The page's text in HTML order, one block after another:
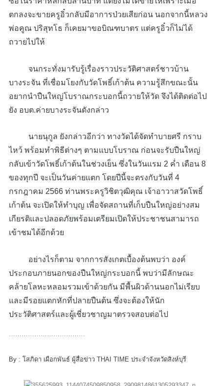
ตกลงจะขายครูอิ๋วกลับมีอาการป่วยเสียก่อน นอกจากนี้หลวง
พ่อคูณ ปริสุทโธ ก็เคยมาขอบิณฑบาตร แต่ครูอิ๋วก็ไม่ได้
ถวายไปให้
จนกระทั่งมารับรู้เรื่องราวประวัติศาสตร์ชาวบ้าน
บางระจัน ที่เชื่อมโยงกับวัดโพธิ์เก้าต้น ความรู้สึกขณะนั้น
อยากนำปืนใหญ่โบราณกระบอกนี้ถวายให้วัด จึงได้ติดต่อไป
ยัง อบต.ค่ายบางระจันดังกล่าว
นายนุกูล ยังกล่าวอีกว่า ทางวัดได้จัดทำบายศรี กราบ
ไหว้ พร้อมทำพิธีต่างๆ ตามแบบโบราณ ก่อนจะรับปืนใหญ่
กลับเข้าวัดโพธิ์เก้าต้นในช่วงเย็น ซึ่งในวันแรม 2 ค่ำ เดือน 8
ของทุกปี จะเป็นวันค่ายแตก โดยปีนี้จะตรงกับวันที่ 4
กรกฎาคม 2566 ท่านพระครูวิชิตวุฒิคุณ เจ้าอาวาสวัดโพธิ์
เก้าต้น จะเปิดให้ทำบุญ เพื่อจัดสถานที่เก็บปืนใหญ่อย่างสม
เกียรติและปลอดภัยพร้อมเตรียมเปิดให้ประชาชนสามารถ
เข้าชมได้อีกด้วย
อย่างไรก็ตาม จากการสังเกตเบื้องต้นพบว่า องค์
ประกอบภายนอกของปืนใหญ่กระบอกนี้ พบว่ามีลักษณะ
คล้ายโลหะหลอมรวมเข้าด้วยกัน มีพื้นผิวด้านนอกไม่เรียบ
และมีรอยแตกหักที่ปลายปืนต้น ซึ่งจะต้องให้นัก
ประวัติศาสตร์และผู้เชี่ยวชาญมาตรวจสอบต่อไป
………………………………
By : โสภิดา เผือกพันธ์ ผู้สื่อข่าว THAI TIME ประจำจังหวัดสิงห์บุรี